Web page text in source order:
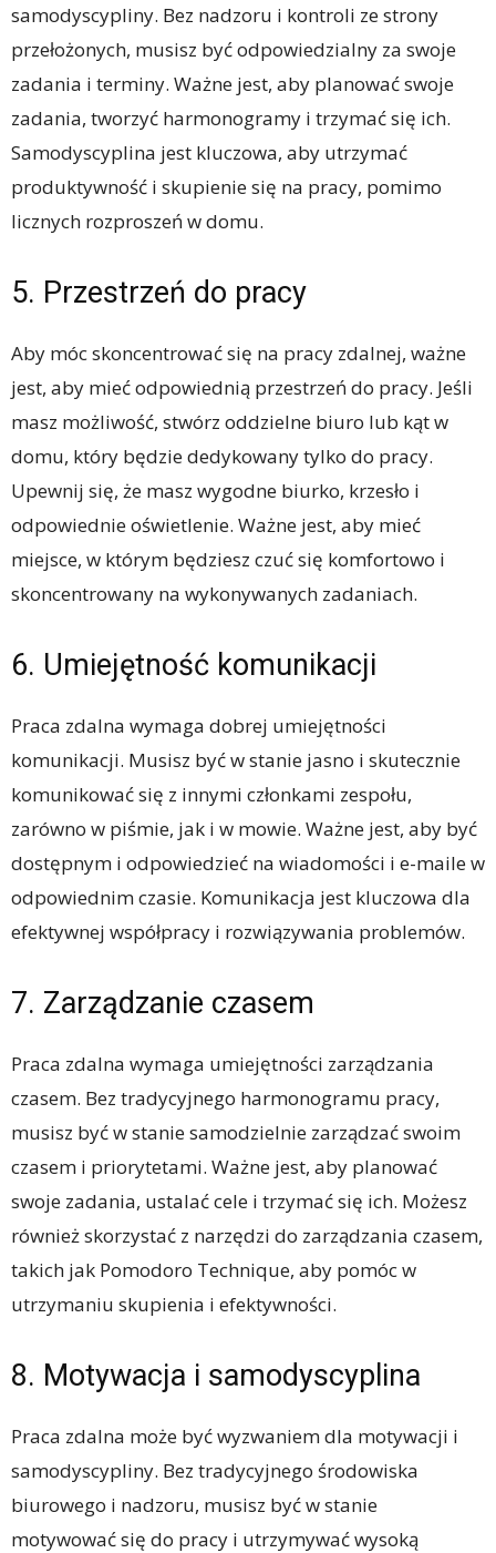
samodyscypliny. Bez nadzoru i kontroli ze strony
przełożonych, musisz być odpowiedzialny za swoje
zadania i terminy. Ważne jest, aby planować swoje
zadania, tworzyć harmonogramy i trzymać się ich.
Samodyscyplina jest kluczowa, aby utrzymać
produktywność i skupienie się na pracy, pomimo
licznych rozproszeń w domu.
5. Przestrzeń do pracy
Aby móc skoncentrować się na pracy zdalnej, ważne
jest, aby mieć odpowiednią przestrzeń do pracy. Jeśli
masz możliwość, stwórz oddzielne biuro lub kąt w
domu, który będzie dedykowany tylko do pracy.
Upewnij się, że masz wygodne biurko, krzesło i
odpowiednie oświetlenie. Ważne jest, aby mieć
miejsce, w którym będziesz czuć się komfortowo i
skoncentrowany na wykonywanych zadaniach.
6. Umiejętność komunikacji
Praca zdalna wymaga dobrej umiejętności
komunikacji. Musisz być w stanie jasno i skutecznie
komunikować się z innymi członkami zespołu,
zarówno w piśmie, jak i w mowie. Ważne jest, aby być
dostępnym i odpowiedzieć na wiadomości i e-maile w
odpowiednim czasie. Komunikacja jest kluczowa dla
efektywnej współpracy i rozwiązywania problemów.
7. Zarządzanie czasem
Praca zdalna wymaga umiejętności zarządzania
czasem. Bez tradycyjnego harmonogramu pracy,
musisz być w stanie samodzielnie zarządzać swoim
czasem i priorytetami. Ważne jest, aby planować
swoje zadania, ustalać cele i trzymać się ich. Możesz
również skorzystać z narzędzi do zarządzania czasem,
takich jak Pomodoro Technique, aby pomóc w
utrzymaniu skupienia i efektywności.
8. Motywacja i samodyscyplina
Praca zdalna może być wyzwaniem dla motywacji i
samodyscypliny. Bez tradycyjnego środowiska
biurowego i nadzoru, musisz być w stanie
motywować się do pracy i utrzymywać wysoką